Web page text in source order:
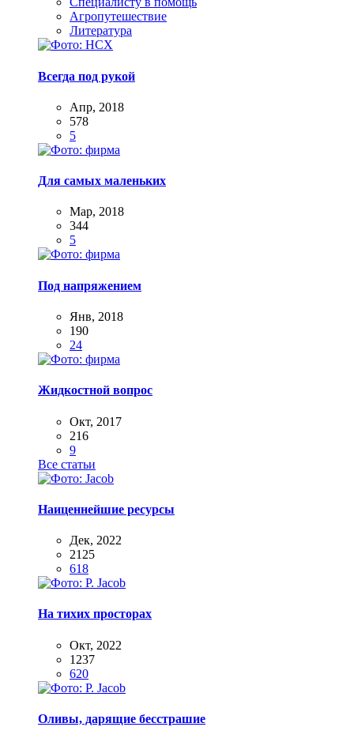
Агропутешествие
Литература
Всегда под рукой
Апр, 2018
578
5
Для самых маленьких
Мар, 2018
344
5
Под напряжением
Янв, 2018
190
24
Жидкостной вопрос
Окт, 2017
216
9
Все статьи
Наиценнейшие ресурсы
Дек, 2022
2125
618
На тихих просторах
Окт, 2022
1237
620
Оливы, дарящие бесстрашие